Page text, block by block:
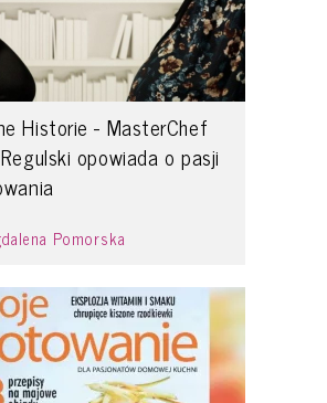
Historie - MasterChef
opowiada o pasji
Pomorska